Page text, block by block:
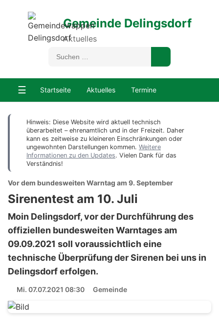
Gemeinde Delingsdorf
Aktuelles
☰ Startseite Aktuelles Termine
Hinweis: Diese Website wird aktuell technisch
überarbeitet – ehrenamtlich und in der Freizeit. Daher
kann es zeitweise zu kleineren Einschränkungen oder
ungewohnten Darstellungen kommen. Weitere
Informationen zu den Updates. Vielen Dank für das
Verständnis!
Vor dem bundesweiten Warntag am 9. September
Sirenentest am 10. Juli
Moin Delingsdorf, vor der Durchführung des
offiziellen bundesweiten Warntages am
09.09.2021 soll voraussichtlich eine
technische Überprüfung der Sirenen bei uns in
Delingsdorf erfolgen.
Mi. 07.07.2021 08:30 Gemeinde